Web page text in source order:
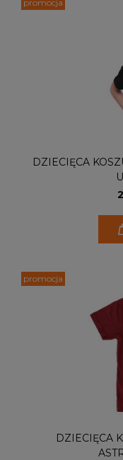
DZIECIĘCA
promocja
DZIECIĘCA
promocja